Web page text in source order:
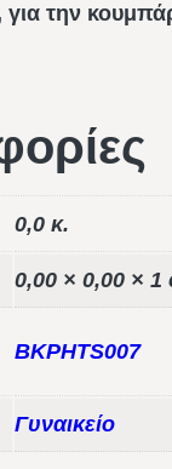
για την
0,0 κ.
0,00 × 0,00 × 1
BKPHTS007
Γυναικείο